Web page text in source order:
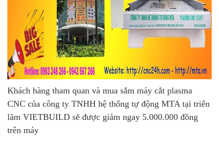
Khách hàng tham quan và mua sắm máy cắt plasma
CNC của công ty TNHH hệ thống tự động MTA tại triển
lãm VIETBUILD sẽ được giảm ngay 5.000.000 đồng
trên máy